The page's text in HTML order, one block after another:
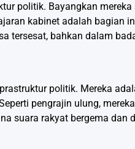
politik. Bayangkan
kabinet adalah bagian
tersesat, bahkan dalam
politik. Mereka
pengrajin ulung,
suara rakyat bergema dan